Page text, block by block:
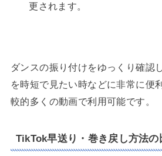
更されます。
ダンスの振り付けをゆっくり確認
を時短で見たい時などに非常に便
較的多くの動画で利用可能です。
TikTok早送り・巻き戻し方法の